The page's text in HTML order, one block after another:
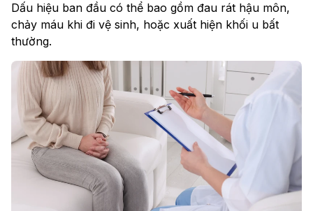
Dấu hiệu ban đầu có thể bao gồm đau rát hậu môn,
chảy máu khi đi vệ sinh, hoặc xuất hiện khối u bất
thường.